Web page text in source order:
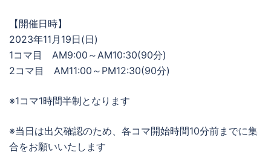
【開催日時】
2023年11月19日(日)
1コマ目 AM9:00～AM10:30(90分)
2コマ目 AM11:00～PM12:30(90分)
※1コマ1時間半制となります
※当日は出欠確認のため、各コマ開始時間10分前までに集
合をお願いいたします